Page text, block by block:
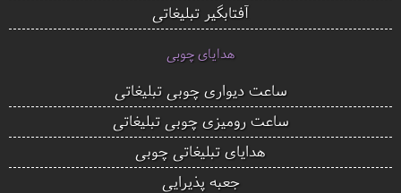
آفتابگیر تبلیغاتی
هدایای چوبی
ساعت دیواری چوبی تبلیغاتی
ساعت رومیزی چوبی تبلیغاتی
هدایای تبلیغاتی چوبی
جعبه پذیرایی